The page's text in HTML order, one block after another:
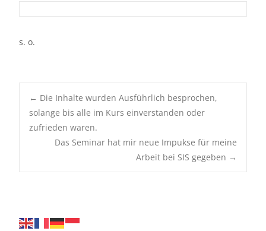
s. o.
Post
navigation
← Die Inhalte wurden Ausführlich besprochen,
solange bis alle im Kurs einverstanden oder
zufrieden waren.
Das Seminar hat mir neue Impukse für meine
Arbeit bei SIS gegeben →